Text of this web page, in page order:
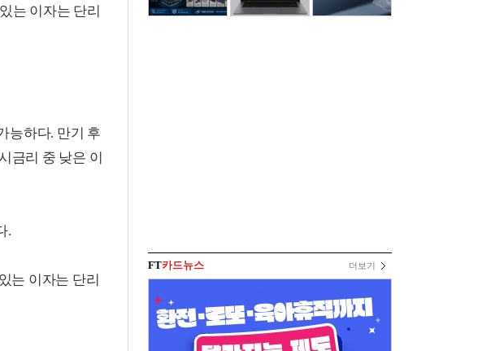
는 이자는 단리
능하다. 만기 후
금리 중 낮은 이
.
는 이자는 단리
FT카드뉴스 더보기